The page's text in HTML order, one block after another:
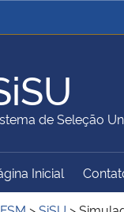
Ministério da
Ministério da
Ministério do
de Seleção
Principal do Sítio
Inicial